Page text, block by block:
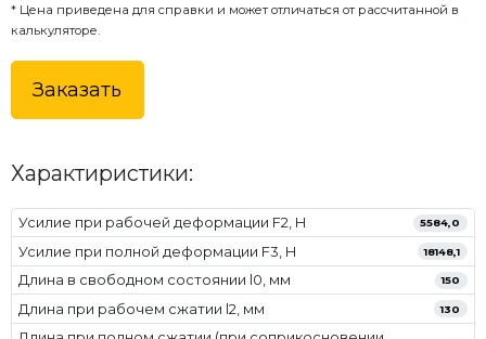
* Цена приведена для справки и может отличаться от рассчитанной в
калькуляторе.
Заказать
Характиристики:
Усилие при рабочей деформации F2, Н 5584,0
Усилие при полной деформации F3, Н 18148,1
Длина в свободном состоянии l0, мм 150
Длина при рабочем сжатии l2, мм 130